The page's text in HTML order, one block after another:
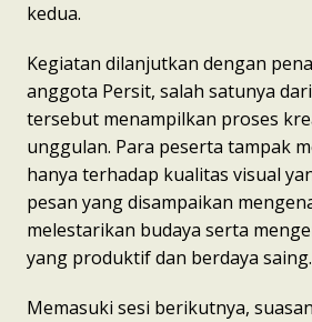
kedua.
Kegiatan dilanjutkan dengan
anggota Persit, salah satunya
tersebut menampilkan proses
unggulan. Para peserta tampak
hanya terhadap kualitas visual
pesan yang disampaikan
melestarikan budaya serta
yang produktif dan berdaya saing.
Memasuki sesi berikutnya,